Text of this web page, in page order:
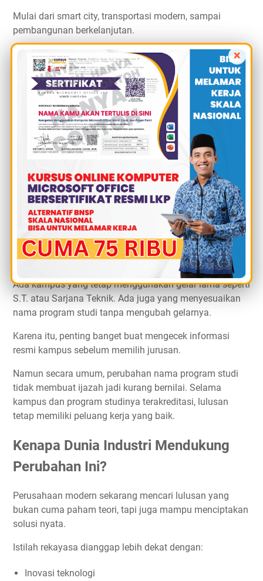
Mulai dari smart city, transportasi modern, sampai
pembangunan berkelanjutan.
Rekayasa Keamanan Siber
Jurusan ini berkembang karena ancaman cyber crime
makin meningkat.
Mahasiswa belajar soal:
Cyber security
Perlindungan data
Ethical hacking
Keamanan sistem digital
Apakah Gelar Kuliah Ikut Berubah?
Tergantung kebijakan kampus dan program studinya.
Ada kampus yang tetap menggunakan gelar lama seperti
S.T. atau Sarjana Teknik. Ada juga yang menyesuaikan
nama program studi tanpa mengubah gelarnya.
Karena itu, penting banget buat mengecek informasi
resmi kampus sebelum memilih jurusan.
Namun secara umum, perubahan nama program studi
tidak membuat ijazah jadi kurang bernilai. Selama
kampus dan program studinya terakreditasi, lulusan
tetap memiliki peluang kerja yang baik.
Kenapa Dunia Industri Mendukung
Perubahan Ini?
Perusahaan modern sekarang mencari lulusan yang
bukan cuma paham teori, tapi juga mampu menciptakan
solusi nyata.
Istilah rekayasa dianggap lebih dekat dengan:
Inovasi teknologi
×